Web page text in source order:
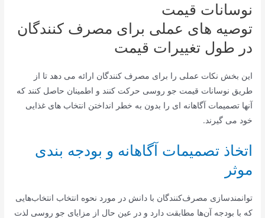
نوسانات قیمت
توصیه های عملی برای مصرف کنندگان
در طول تغییرات قیمت
این بخش نکات عملی را برای مصرف کنندگان ارائه می دهد تا از
طریق نوسانات قیمت جو روسی حرکت کنند و اطمینان حاصل کنند که
آنها تصمیمات آگاهانه ای را بدون به خطر انداختن انتخاب های غذایی
خود می گیرند.
اتخاذ تصمیمات آگاهانه و بودجه بندی
موثر
توانمندسازی مصرف‌کنندگان با دانش در مورد نحوه انتخاب انتخاب‌هایی
که با بودجه آن‌ها مطابقت دارد و در عین حال از مزایای جو روسی لذت